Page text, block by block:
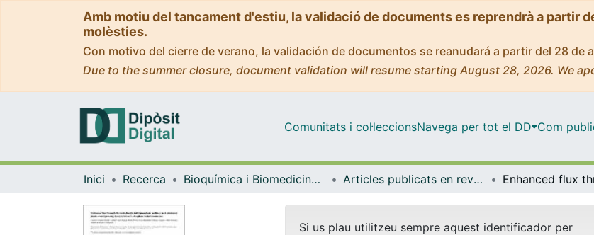
Amb motiu del tancament d'estiu, la validació de documents es reprendrà a partir
molèsties.
Con motivo del cierre de verano, la validación de documentos se reanudará a partir del 28 de
Due to the summer closure, document validation will resume starting August 28, 2026. We
Comunitats i col·leccionsNavega per tot el DD Com
Inici Recerca Bioquímica i Biomedicina Molecular Articles publicats en revistes (Bioquímica i Biomedicina Molecular)
Si us plau utilitzeu sempre aquest identificador per